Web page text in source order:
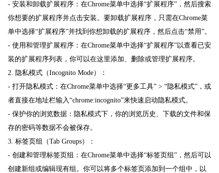
- 安装和卸载扩展程序：在Chrome菜单中选择“扩展程序”，然后搜索
你想要的扩展程序并点击安装。要卸载扩展程序，只需在Chrome菜
单中选择“扩展程序”并找到你想卸载的扩展程序，然后点击“禁用”。
- 使用和管理扩展程序：在Chrome菜单中选择“扩展程序”以查看已安
装的扩展程序列表，你可以在这里添加、删除或管理扩展程序。
2. 隐私模式（Incognito Mode）：
- 打开隐私模式：在Chrome菜单中选择“更多工具” > “隐私模式”，或
者直接在地址栏输入“chrome:incognito”来快速启动隐私模式。
- 保护你的浏览数据：隐私模式下，你的浏览历史、下载的文件和保
存的密码等数据不会被保存。
3. 标签页组（Tab Groups）：
- 创建和管理标签页组：在Chrome菜单中选择“标签页组”，然后可以
创建新组或编辑现有组。你可以将多个标签页添加到一个组中，以